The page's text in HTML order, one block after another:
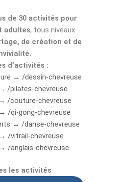
de 30 activités pour
adultes, tous niveaux.
de création et de
d’activités :
→ /dessin-chevreuse
/pilates-chevreuse
/couture-chevreuse
/qi-gong-chevreuse
→ /danse-chevreuse
/vitrail-chevreuse
/anglais-chevreuse
les activités